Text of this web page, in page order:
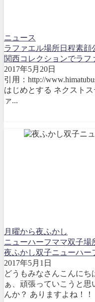
ニュース
ラファエル場所日程素顔
関西コレクションでラフ
2017年5月20日
引用：http://
はじめとする ネクスト
ァ...
月曜から夜ふかし
ニューハーフママ双子場
夜ふかし双子ニューハー
2017年5月1日
どうもみなさんこんにち
ぁ、頑張っていこうと
んか？ ありますよね！